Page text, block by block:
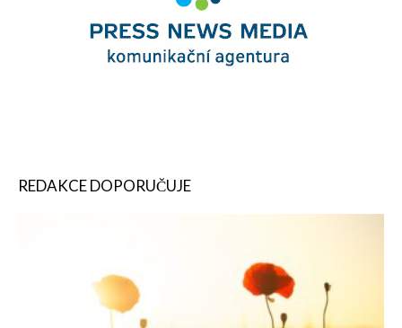
REDAKCE DOPORUČUJE